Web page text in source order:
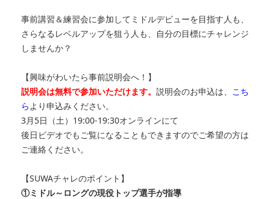
事前講習＆練習会に参加してミドルデビューを目指す人も、
さらなるレベルアップを狙う人も、自分の目標にチャレンジ
しませんか？
【興味がわいたら事前説明会へ！】
説明会は無料で参加いただけます。 説明会のお申込は、 こち
らより申込みください。
3月5日（土）19:00‐19:30オンラインにて
後日ビデオでもご覧になることもできますのでご希望の方は
ご連絡ください。
【SUWAチャレのポイント】
①ミドル～ロングの現役トップ選手が指導